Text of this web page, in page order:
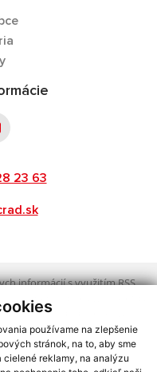
používame na zlepšenie
stránok, na to, aby sme
reklamy, na analýzu
23 63
informácií s využitím RSS,
2, Mapa stránok
,registrácia domény
prevádzkovateľ
03.08.2026